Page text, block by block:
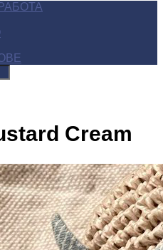
Cream